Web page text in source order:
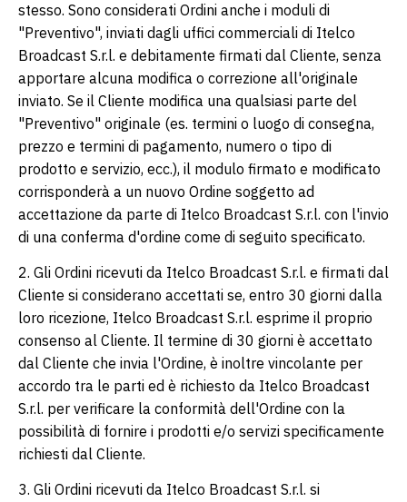
stesso. Sono considerati Ordini anche i moduli di
"Preventivo", inviati dagli uffici commerciali di Itelco
Broadcast S.r.l. e debitamente firmati dal Cliente, senza
apportare alcuna modifica o correzione all'originale
inviato. Se il Cliente modifica una qualsiasi parte del
"Preventivo" originale (es. termini o luogo di consegna,
prezzo e termini di pagamento, numero o tipo di
prodotto e servizio, ecc.), il modulo firmato e modificato
corrisponderà a un nuovo Ordine soggetto ad
accettazione da parte di Itelco Broadcast S.r.l. con l'invio
di una conferma d'ordine come di seguito specificato.
2. Gli Ordini ricevuti da Itelco Broadcast S.r.l. e firmati dal
Cliente si considerano accettati se, entro 30 giorni dalla
loro ricezione, Itelco Broadcast S.r.l. esprime il proprio
consenso al Cliente. Il termine di 30 giorni è accettato
dal Cliente che invia l'Ordine, è inoltre vincolante per
accordo tra le parti ed è richiesto da Itelco Broadcast
S.r.l. per verificare la conformità dell'Ordine con la
possibilità di fornire i prodotti e/o servizi specificamente
richiesti dal Cliente.
3. Gli Ordini ricevuti da Itelco Broadcast S.r.l. si